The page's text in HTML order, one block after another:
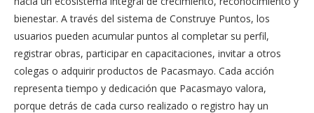
bienestar. A través del sistema de Construye Puntos, los
usuarios pueden acumular puntos al completar su perfil,
registrar obras, participar en capacitaciones, invitar a otros
colegas o adquirir productos de Pacasmayo. Cada acción
representa tiempo y dedicación que Pacasmayo valora,
porque detrás de cada curso realizado o registro hay un